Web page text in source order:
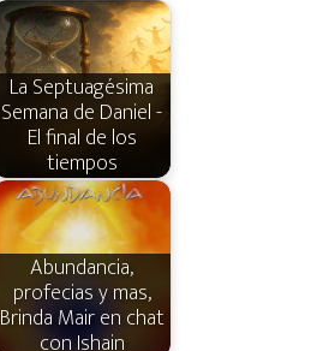
La Septuagésima
Semana de Daniel -
El final de los
tiempos
Abundancia,
profecias y mas,
Brinda Mair en chat
con Ishain